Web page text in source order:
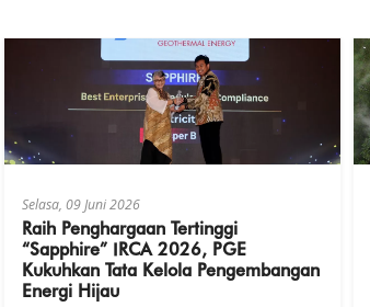
Selasa, 09 Juni 2026
Raih Penghargaan Tertinggi
“Sapphire” IRCA 2026, PGE
Kukuhkan Tata Kelola Pengembangan
Energi Hijau